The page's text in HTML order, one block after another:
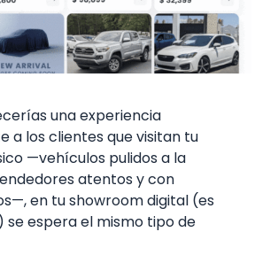
una experiencia
a los clientes que visitan tu
—vehículos pulidos a la
atentos y con
en tu showroom digital (es
se espera el mismo tipo de